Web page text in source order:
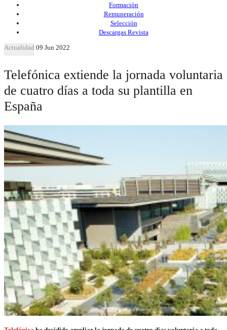
Formación
Remuneración
Selección
Descargas Revista
Actualidad 09 Jun 2022
Telefónica extiende la jornada voluntaria
de cuatro días a toda su plantilla en
España